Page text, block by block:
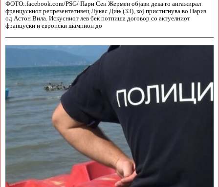
ФОТО:.facebook.com/PSG/ Пари Сен Жермен објави дека го ангажирал
францускиот репрезентативец Лукас Дињ (33), кој пристигнува во Париз
од Астон Вила. Искусниот лев бек потпиша договор со актуелниот
француски и европски шампион до